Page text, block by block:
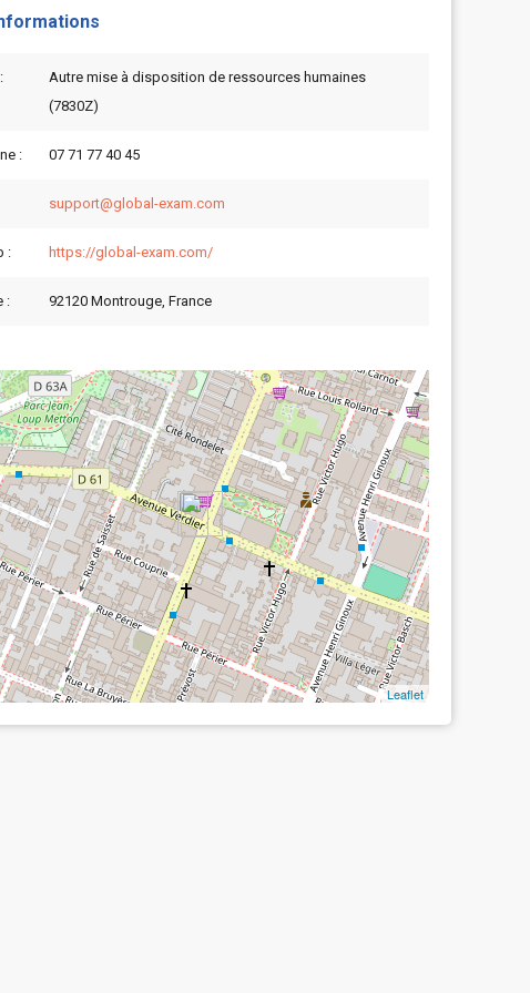
Autre mise à disposition de ressources humaines
(7830Z)
: 07 71 77 40 45
support@global-exam.com
: https://global-exam.com/
: 92120 Montrouge, France
Leaflet